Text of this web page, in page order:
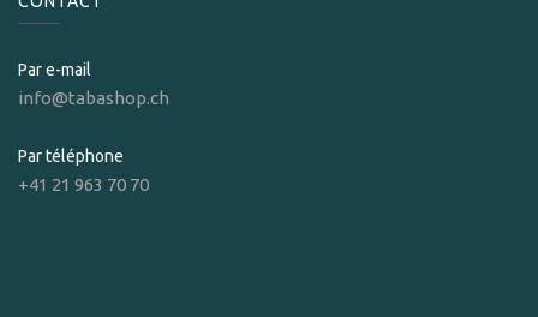
Par e-mail
info@tabashop.ch
Par téléphone
+41 21 963 70 70